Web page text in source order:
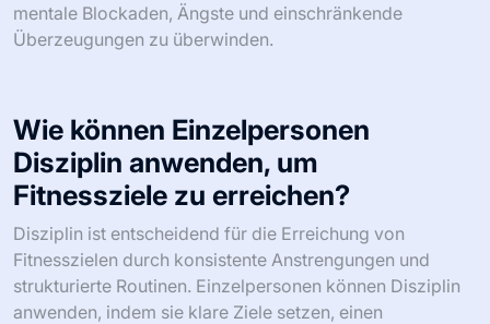
mentale Blockaden, Ängste und einschränkende
Überzeugungen zu überwinden.
Wie können Einzelpersonen
Disziplin anwenden, um
Fitnessziele zu erreichen?
Disziplin ist entscheidend für die Erreichung von
Fitnesszielen durch konsistente Anstrengungen und
strukturierte Routinen. Einzelpersonen können Disziplin
anwenden, indem sie klare Ziele setzen, einen